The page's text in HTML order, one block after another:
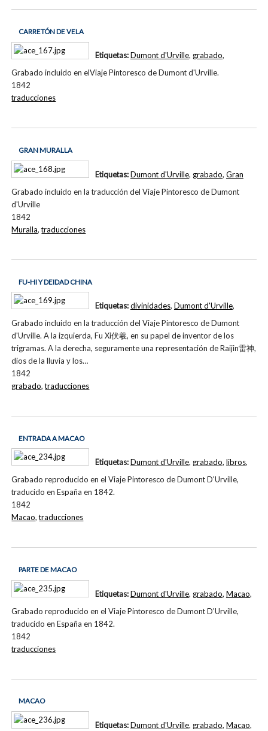
CARRETÓN DE VELA
Grabado incluido en elViaje Pintoresco de Dumont d'Urville.
1842
Etiquetas:Dumont d'Urville, grabado,
traducciones
GRAN MURALLA
Grabado incluido en la traducción del Viaje Pintoresco de Dumont
d'Urville
1842
Etiquetas:Dumont d'Urville, grabado, Gran
Muralla,traducciones
FU-HI Y DEIDAD CHINA
Grabado incluido en la traducción del Viaje Pintoresco de Dumont
d'Urville. A la izquierda, Fu Xi伏羲, en su papel de inventor de los
trigramas. A la derecha, seguramente una representación de Raijin雷神,
dios de la lluvia y los…
1842
Etiquetas:divinidades, Dumont d'Urville,
grabado,traducciones
ENTRADA A MACAO
Grabado reproducido en el Viaje Pintoresco de Dumont D'Urville,
traducido en España en 1842.
1842
Etiquetas:Dumont d'Urville, grabado, libros,
Macao,traducciones
PARTE DE MACAO
Grabado reproducido en el Viaje Pintoresco de Dumont D'Urville,
traducido en España en 1842.
1842
Etiquetas:Dumont d'Urville, grabado, Macao,
traducciones
MACAO
Etiquetas:Dumont d'Urville, grabado, Macao,